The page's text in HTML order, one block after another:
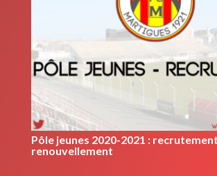
Pôle jeunes 2020-2021 :
renouvellement